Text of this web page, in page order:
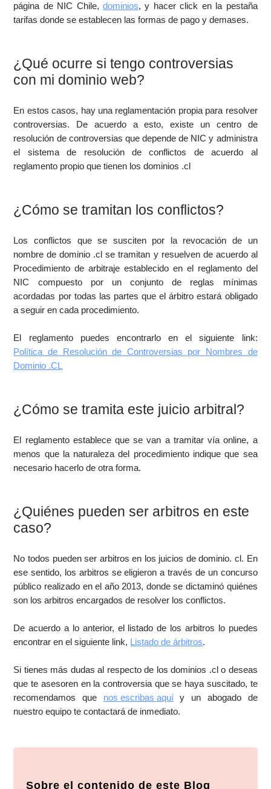
página de NIC Chile,dominios, y hacer click en la pestaña
tarifas donde se establecen las formas de pago y demases.
¿Qué ocurre si tengo controversias
con mi dominio web?
En estos casos, hay una reglamentación propia para resolver
controversias. De acuerdo a esto, existe un centro de
resolución de controversias que depende de NIC y administra
el sistema de resolución de conflictos de acuerdo al
reglamento propio que tienen los dominios .cl
¿Cómo se tramitan los conflictos?
Los conflictos que se susciten por la revocación de un
nombre de dominio .cl se tramitan y resuelven de acuerdo al
Procedimiento de arbitraje establecido en el reglamento del
NIC compuesto por un conjunto de reglas mínimas
acordadas por todas las partes que el árbitro estará obligado
a seguir en cada procedimiento.
El reglamento puedes encontrarlo en el siguiente link:
Política de Resolución de Controversias por Nombres de
Dominio .CL
¿Cómo se tramita este juicio arbitral?
El reglamento establece que se van a tramitar vía online, a
menos que la naturaleza del procedimiento indique que sea
necesario hacerlo de otra forma.
¿Quiénes pueden ser arbitros en este
caso?
No todos pueden ser arbitros en los juicios de dominio. cl. En
ese sentido, los arbitros se eligieron a través de un concurso
público realizado en el año 2013, donde se dictaminó quiénes
son los arbitros encargados de resolver los conflictos.
De acuerdo a lo anterior, el listado de los arbitros lo puedes
encontrar en el siguiente link, Listado de árbitros.
Si tienes más dudas al respecto de los dominios .cl o deseas
que te asesoren en la controversia que se haya suscitado, te
recomendamos que nos escribas aquíy un abogado de
nuestro equipo te contactará de inmediato.
Sobre el contenido de este Blog